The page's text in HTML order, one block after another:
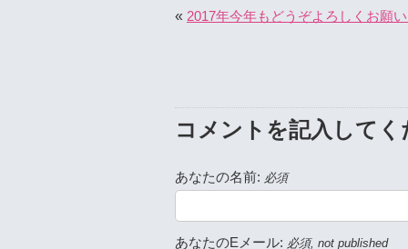
« 2017年今年もどうぞよろしくお願
コメントを記入してく
あなたの名前: 必須
あなたのEメール: 必須, not published